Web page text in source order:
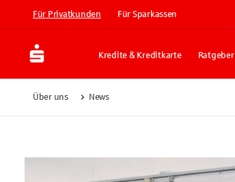
Für Privatkunden Für Sparkassen
Kredite & Kreditkarte Ratgeber
Über uns News